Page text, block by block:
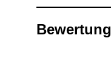
Bewer­tung